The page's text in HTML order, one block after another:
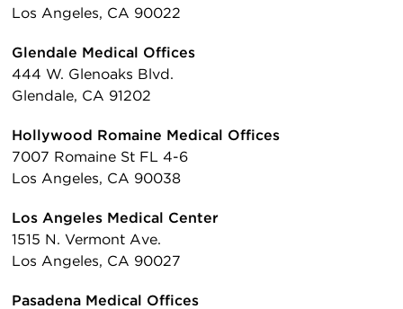
Los Angeles, CA 90022
Glendale Medical Offices
444 W. Glenoaks Blvd.
Glendale, CA 91202
Hollywood Romaine Medical Offices
7007 Romaine St FL 4-6
Los Angeles, CA 90038
Los Angeles Medical Center
1515 N. Vermont Ave.
Los Angeles, CA 90027
Pasadena Medical Offices